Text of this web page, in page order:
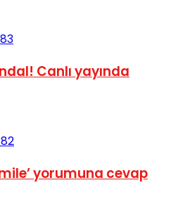
83
Canlı yayında
82
yorumuna cevap